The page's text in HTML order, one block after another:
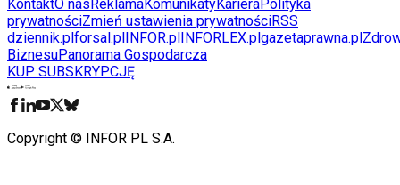
KontaktO nas ReklamaKomunikatyKarieraPolityka
prywatnościZmień ustawienia prywatnościRSS
dziennik.pl forsal.pl INFOR.pl INFORLEX.pl gazetaprawna.pl
BiznesuPanorama Gospodarcza
KUP SUBSKRYPCJĘ
Copyright © INFOR PL S.A.